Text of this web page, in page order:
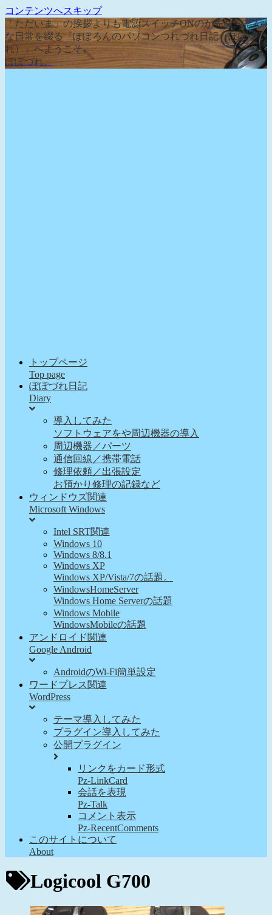
コンテンツへスキップ
「ただいま」の挨拶よりも電源スイッチONのが先な、そん
な日常を綴る『ぽぽろんのパソコンつれづれ日記（ぽぽづ
れ）』へようこそ。
ぽぽづれ。
トップページ
Top page
ぽぽづれ日記
Diary
導入してみた
ソフトウェアをや周辺機器の導入
周辺機器／パーツ
通信回線／携帯電話
修理依頼／出張設定
お預かり修理の記録など
ウィンドウズ関連
Microsoft Windows
Intel SRT関連
Windows 10
Windows 8/8.1
Windows XP
Windows XP/Vista/7の話題。
WindowsHomeServer
Windows Home Serverの話題
Windows Mobile
WindowsMobileの話題
アンドロイド関連
Google Android
AndroidのWi-Fi簡単設定
ワードプレス関連
WordPress
テーマ導入してみた
プラグイン導入してみた
公開プラグイン
リンクをカード形式
Pz-LinkCard
会話を表現
Pz-Talk
コメント表示
Pz-RecentComments
このサイトについて
About
Logicool G700